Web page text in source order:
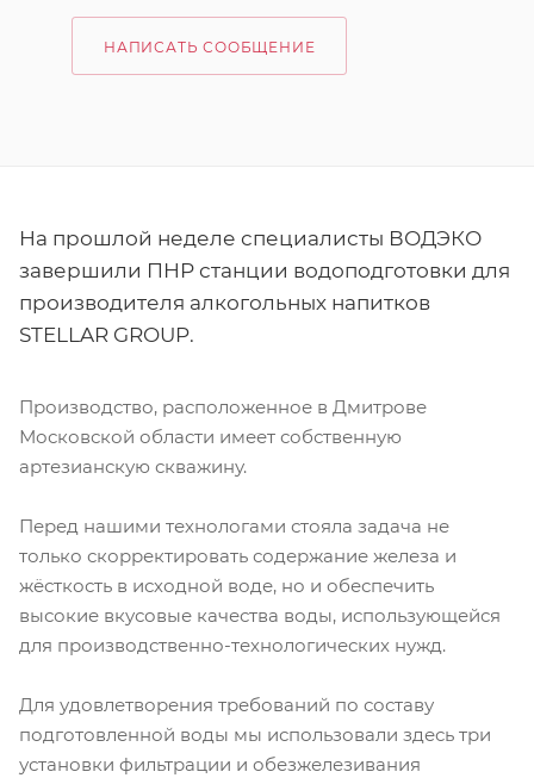
НАПИСАТЬ СООБЩЕНИЕ
На прошлой неделе специалисты ВОДЭКО
завершили ПНР станции водоподготовки для
производителя алкогольных напитков
STELLAR GROUP.
Производство, расположенное в Дмитрове
Московской области имеет собственную
артезианскую скважину.
Перед нашими технологами стояла задача не
только скорректировать содержание железа и
жёсткость в исходной воде, но и обеспечить
высокие вкусовые качества воды, использующейся
для производственно-технологических нужд.
Для удовлетворения требований по составу
подготовленной воды мы использовали здесь три
установки фильтрации и обезжелезивания